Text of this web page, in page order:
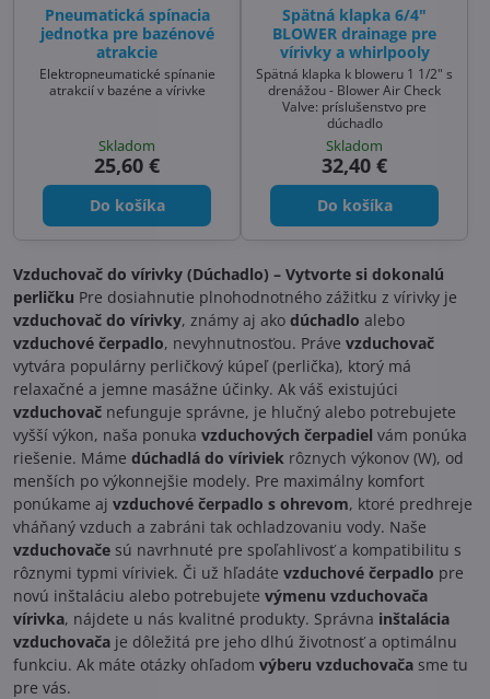
Pneumatická spínacia
jednotka pre bazénové
atrakcie
Elektropneumatické spínanie
atrakcií v bazéne a vírivke
Skladom
25,60 €
Do košíka
Spätná klapka 6/4"
BLOWER drainage pre
vírivky a whirlpooly
Spätná klapka k bloweru 1 1/2" s
drenážou - Blower Air Check
Valve: príslušenstvo pre
dúchadlo
Skladom
32,40 €
Do košíka
Vzduchovač do vírivky (Dúchadlo) – Vytvorte si dokonalú
perličku Pre dosiahnutie plnohodnotného zážitku z vírivky je
vzduchovač do vírivky, známy aj ako dúchadlo alebo
vzduchové čerpadlo, nevyhnutnosťou. Práve vzduchovač
vytvára populárny perličkový kúpeľ (perlička), ktorý má
relaxačné a jemne masážne účinky. Ak váš existujúci
vzduchovač nefunguje správne, je hlučný alebo potrebujete
vyšší výkon, naša ponuka vzduchových čerpadiel vám ponúka
riešenie. Máme dúchadlá do víriviek rôznych výkonov (W), od
menších po výkonnejšie modely. Pre maximálny komfort
ponúkame aj vzduchové čerpadlo s ohrevom, ktoré predhreje
vháňaný vzduch a zabráni tak ochladzovaniu vody. Naše
vzduchovače sú navrhnuté pre spoľahlivosť a kompatibilitu s
rôznymi typmi víriviek. Či už hľadáte vzduchové čerpadlo pre
novú inštaláciu alebo potrebujete výmenu vzduchovača
vírivka, nájdete u nás kvalitné produkty. Správna inštalácia
vzduchovača je dôležitá pre jeho dlhú životnosť a optimálnu
funkciu. Ak máte otázky ohľadom výberu vzduchovača sme tu
pre vás.